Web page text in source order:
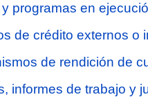
programas en
de crédito externos o
de rendición de
informes de trabajo y